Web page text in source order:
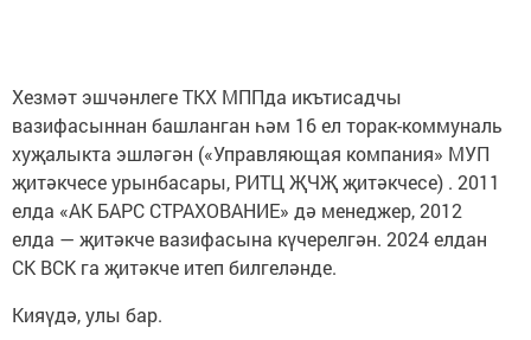
Хезмәт эшчәнлеге ТКХ МППда икътисадчы
вазифасыннан башланган һәм 16 ел торак-коммуналь
хуҗалыкта эшләгән («Управляющая компания» МУП
җитәкчесе урынбасары, РИТЦ ҖЧҖ җитәкчесе) . 2011
елда «АК БАРС СТРАХОВАНИЕ» дә менеджер, 2012
елда — җитәкче вазифасына күчерелгән. 2024 елдан
СК ВСК га җитәкче итеп билгеләнде.
Кияүдә, улы бар.